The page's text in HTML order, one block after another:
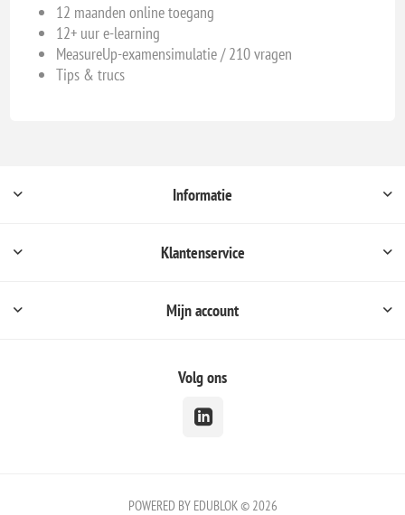
12 maanden online toegang
12+ uur e-learning
MeasureUp-examensimulatie / 210 vragen
Tips & trucs
Informatie
Klantenservice
Mijn account
Volg ons
POWERED BY EDUBLOK © 2026